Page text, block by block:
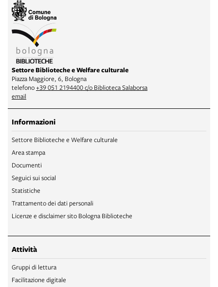
Settore Biblioteche e Welfare culturale
Piazza Maggiore, 6, Bologna
telefono+39 051 2194400 c/o Biblioteca Salaborsa
email
Informazioni
Settore Biblioteche e Welfare culturale
Area stampa
Documenti
Seguici sui social
Statistiche
Trattamento dei dati personali
Licenze e disclaimer sito Bologna Biblioteche
Attività
Gruppi di lettura
Facilitazione digitale